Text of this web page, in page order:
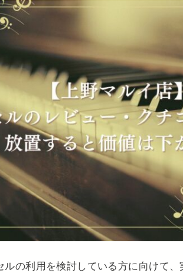
の利用を検討している方に向けて